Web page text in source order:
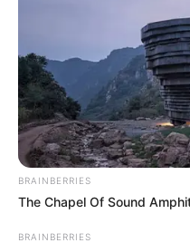
BRAINBERRIES
The Chapel Of Sound
BRAINBERRIES